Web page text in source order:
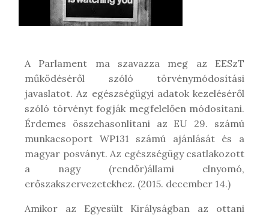
A Parlament ma szavazza meg az EESzT
működéséről szóló törvénymódosítási
javaslatot. Az egészségügyi adatok kezeléséről
szóló törvényt fogják megfelelően módosítani.
Érdemes összehasonlítani az EU 29. számú
munkacsoport WP131 számú ajánlását és a
magyar posványt. Az egészségügy csatlakozott
a nagy (rendőr)állami elnyomó,
erőszakszervezetekhez. (2015. december 14.)
Amikor az Egyesült Királyságban az ottani